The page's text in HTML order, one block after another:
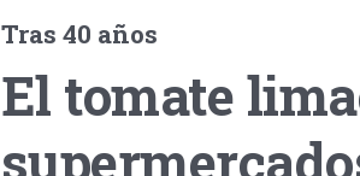
Tras 40 años
El tomate